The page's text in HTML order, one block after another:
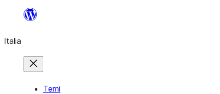
contenuto
Italia
Temi